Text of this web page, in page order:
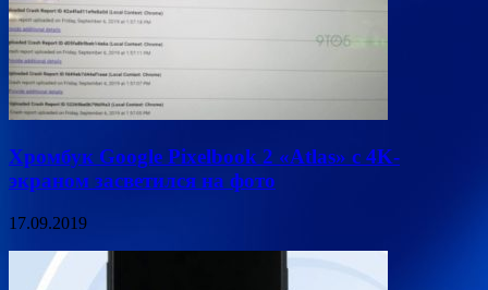
Хромбук Google Pixelbook 2 «Atlas» с 4K-
экраном засветился на фото
17.09.2019